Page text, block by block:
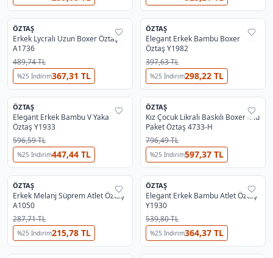
%29
4
ÖZTAŞ
Erkek Lycralı Uzun Boxer Öztaş
A1736
489,74 TL
%25 İndirim367,31 TL
%29
2
ÖZTAŞ
Elegant Erkek Bambu Boxer
Öztaş Y1982
397,63 TL
%25 İndirim298,22 TL
%29
2
ÖZTAŞ
Elegant Erkek Bambu V Yaka
Öztaş Y1933
596,59 TL
%25 İndirim447,44 TL
%29
ÖZTAŞ
Kız Çocuk Likralı Baskılı Boxer 4 lü
Paket Öztaş 4733-H
796,49 TL
%25 İndirim597,37 TL
%29
2
ÖZTAŞ
Erkek Melanj Süprem Atlet Öztaş
A1050
287,71 TL
%25 İndirim215,78 TL
%37
OUTLET 2
ÖZTAŞ
Elegant Erkek Bambu Atlet Öztaş
Y1930
539,80 TL
%25 İndirim364,37 TL